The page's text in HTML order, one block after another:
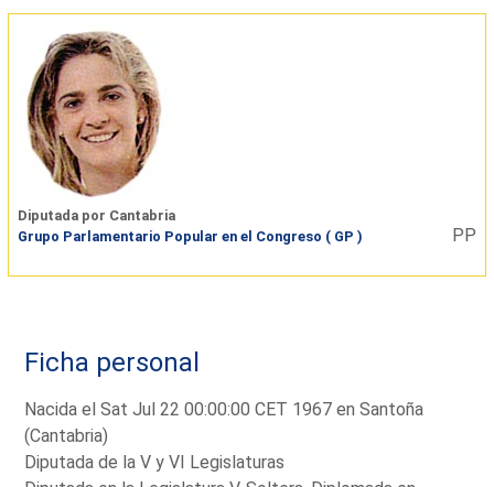
Diputada por Cantabria
Grupo Parlamentario Popular en el Congreso ( GP )
PP
Ficha personal
Nacida el Sat Jul 22 00:00:00 CET 1967 en Santoña
(Cantabria)
Diputada de la V y VI Legislaturas